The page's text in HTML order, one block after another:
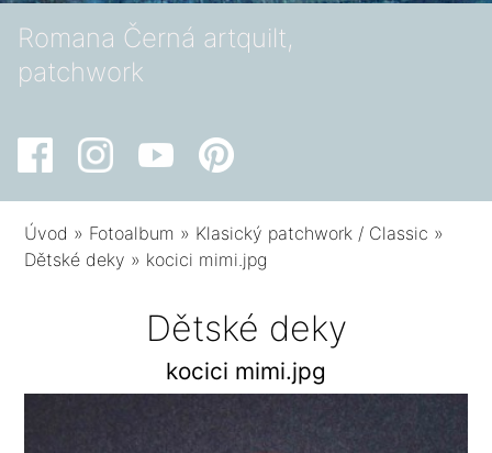
Romana Černá artquilt,
patchwork
Úvod » Fotoalbum » Klasický patchwork / Classic »
Dětské deky » kocici mimi.jpg
Dětské deky
kocici mimi.jpg